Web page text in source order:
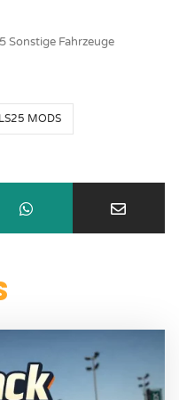
Sonstige Fahrzeuge
LS25 MODS